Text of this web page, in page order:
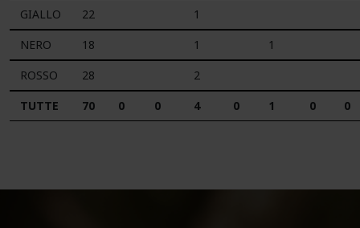
GIALLO
22
1
NERO
18 1
1
ROSSO
28
2
TUTTE
70 0 0 4 0 1 0 0